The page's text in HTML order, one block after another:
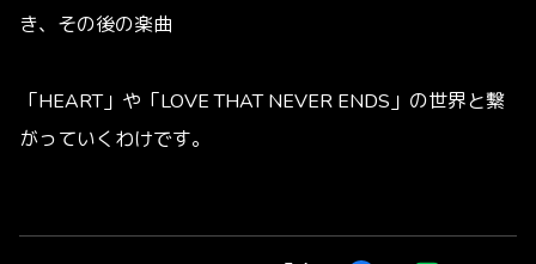
き、その後の楽曲
「HEART」や「LOVE THAT NEVER ENDS 」の世界と繋
がっていくわけです。